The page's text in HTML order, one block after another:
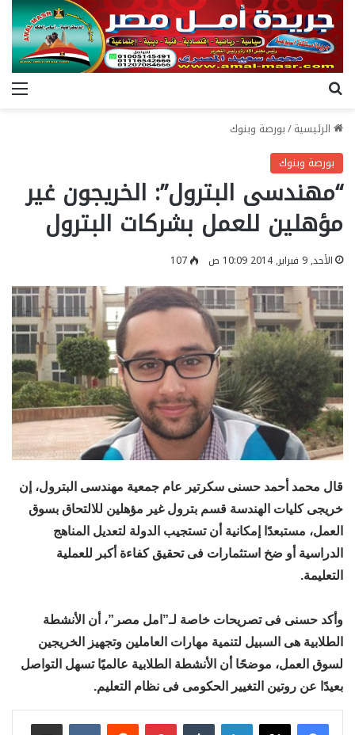
الرئيسية/بورصة وبنوك
بورصة وبنوك
“مهندسى البترول”: الخريجون غير
مؤهلين للعمل بشركات البترول
الأحد, 9 فبراير, 2014 10:09 ص 107
قال محمد أحمد حسنى سكرتير عام جمعية مهندسى البترول، إن
خريجى كليات الهندسة قسم بترول غير مؤهلين للالتحاق بسوق
العمل، مستبعدًا إمكانية أن تستجيب الدولة لتعديل المناهج
الدراسية أو ضخ استثمارات فى تحقيق كفاءة أكبر للعملية
التعليمة.
وأكد حسنى فى تصريحات خاصة لـ”امل مصر”، أن الأنشطة
الطلابية هى السبيل لتنمية مهارات العاملين وتجهيز الخريجين
لسوق العمل، موضحًا أن الأنشطة الطلابية عالميًا تسهل التواصل
بعيدًا عن روتين التغيير الحكومى فى نظام التعليم.
لينكدإن بينتيريست
مشاركة عبر البريد